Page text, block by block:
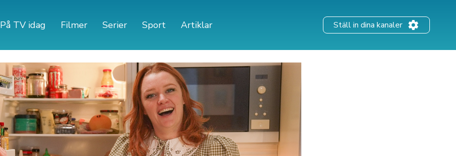
På TV idag Filmer Serier Sport Artiklar Ställ in dina kanaler